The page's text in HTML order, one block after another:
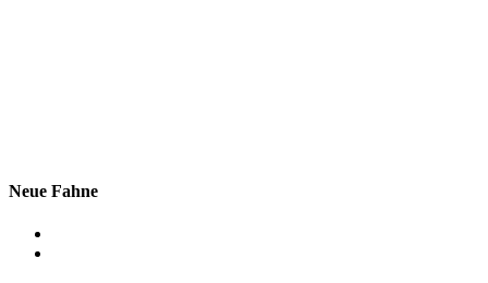
Neue Fahne